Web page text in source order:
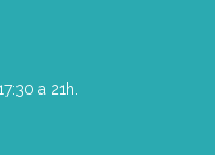
a 21h.